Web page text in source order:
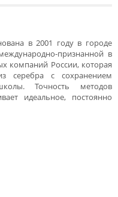
в 2001 году в городе
признанной в
компаний России, которая
серебра с сохранением
Точность методов
идеальное, постоянно